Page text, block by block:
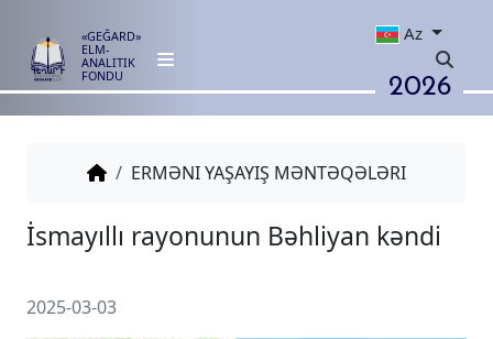
«GEĞARD»
ELM-
ANALITIK
FONDU
Az
2026
ERMƏNI YAŞAYIŞ MƏNTƏQƏLƏRI
İsmayıllı rayonunun Bəhliyan
2025-03-03